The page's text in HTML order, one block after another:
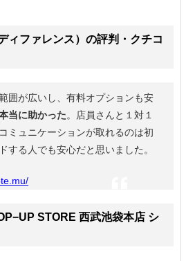
ィファレンス）の評判・クチコ
囲が広いし、有料オプションも安
当に助かった。店員さんと１対１
ミュニケーションが取れるのは初
する人でも安心だと思いました。
STORE 西武池袋本店 シ